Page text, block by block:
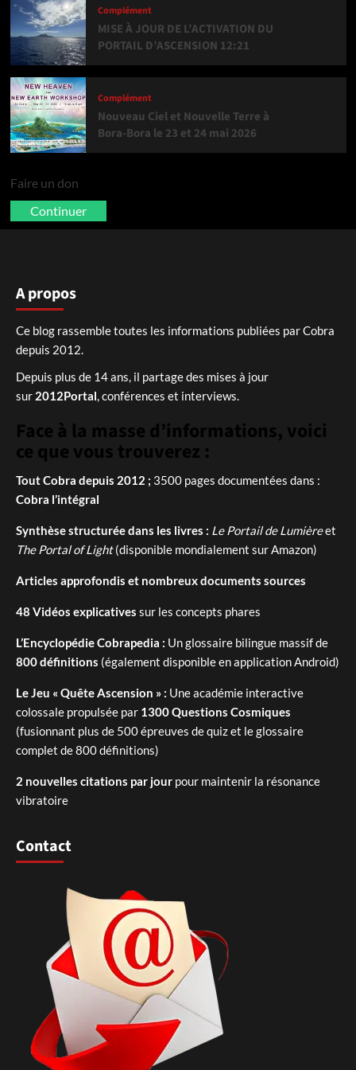
Complément
MISE À JOUR DE L’ACTIVATION DU
PORTAIL D’ASCENSION 12:21
Complément
Nouveau Ciel et Nouvelle Terre à
Bora-Bora le 23 et 24 mai 2026
Faire un don
Continuer
A propos
Ce blog rassemble toutes les informations publiées par Cobra
depuis 2012.
Depuis plus de 14 ans, il partage des mises à jour
sur 2012Portal, conférences et interviews.
Face à la masse d’informations, voici
ce que vous trouverez :
Tout Cobra depuis 2012 ; 3500 pages documentées dans :
Cobra l’intégral
Synthèse structurée dans les livres : Le Portail de Lumièreet
The Portal of Light(disponible mondialement sur Amazon)
Articles approfondis et nombreux documents sources
48 Vidéos explicatives sur les concepts phares
L’Encyclopédie Cobrapedia : Un glossaire bilingue massif de
800 définitions (également disponible en application Android)
Le Jeu « Quête Ascension » : Une académie interactive
colossale propulsée par 1300 Questions Cosmiques
(fusionnant plus de 500 épreuves de quiz et le glossaire
complet de 800 définitions)
2 nouvelles citations par jour pour maintenir la résonance
vibratoire
Contact